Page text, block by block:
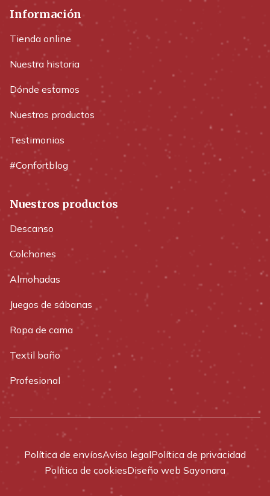
Información
Tienda online
Nuestra historia
Dónde estamos
Nuestros productos
Testimonios
#Confortblog
Nuestros productos
Descanso
Colchones
Almohadas
Juegos de sábanas
Ropa de cama
Textil baño
Profesional
Política de envíosAviso legalPolítica de privacidad
Política de cookiesDiseño web Sayonara